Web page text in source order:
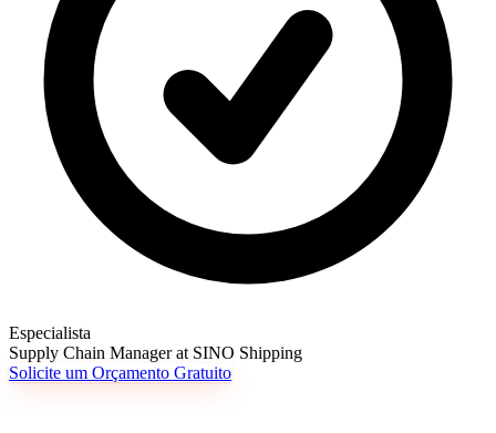
Especialista
Supply Chain Manager at SINO Shipping
Solicite um Orçamento Gratuito